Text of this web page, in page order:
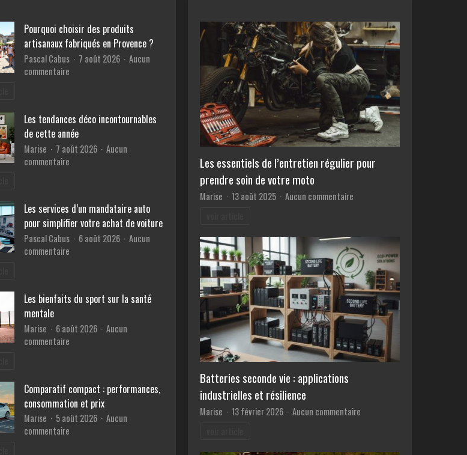
Pourquoi choisir des produits
artisanaux fabriqués en Provence ?
Pascal Cabus 7 août 2026
Aucun
commentaire
produits
artisanaux
fabriqués
Les tendances déco incontournables
de cette année
Marise 7 août 2026
Aucun
commentaire
incontournables
de
cette
Les services d’un mandataire auto
pour simplifier votre achat de voiture
Pascal Cabus 6 août 2026
Aucun
commentaire
mandataire
pour
voiture
Les bienfaits du sport sur la santé
mentale
Marise 6 août 2026
Aucun
commentaire
sport
sur
la
Comparatif compact : performances,
consommation et prix
Marise 5 août 2026
Aucun
commentaire
Les essentiels de l’entretien régulier pour
prendre soin de votre moto
Marise 13 août 2025 Aucun commentairesur
l’entretien
régulier
pour
prendre
soin
de
votre
moto
Batteries seconde vie : applications
industrielles et résilience
Marise 13 février 2026 Aucun commentairesur